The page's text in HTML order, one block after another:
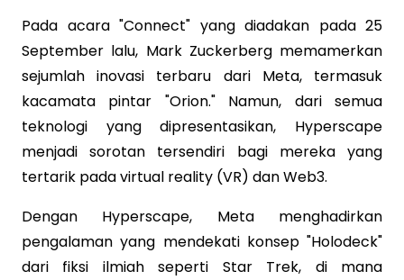
Pada acara "Connect" yang diadakan pada 25
September lalu, Mark Zuckerberg memamerkan
sejumlah inovasi terbaru dari Meta, termasuk
kacamata pintar "Orion." Namun, dari semua
teknologi yang dipresentasikan, Hyperscape
menjadi sorotan tersendiri bagi mereka yang
tertarik pada virtual reality (VR) dan Web3.
Dengan Hyperscape, Meta menghadirkan
pengalaman yang mendekati konsep "Holodeck"
dari fiksi ilmiah seperti Star Trek, di mana